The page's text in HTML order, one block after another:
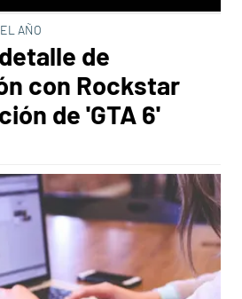
AÑO
de
con Rockstar
de 'GTA 6'